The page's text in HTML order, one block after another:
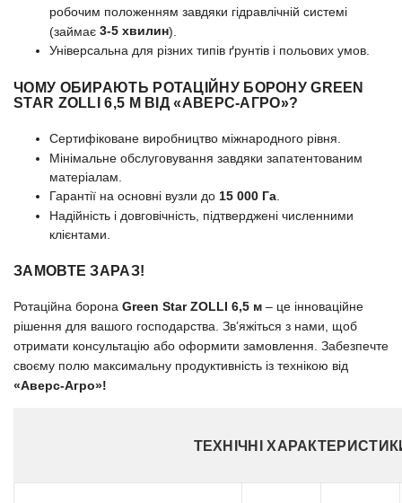
робочим положенням завдяки гідравлічній системі
(займає 3-5 хвилин).
Універсальна для різних типів ґрунтів і польових умов.
ЧОМУ ОБИРАЮТЬ РОТАЦІЙНУ БОРОНУ GREEN
STAR ZOLLI 6,5 М ВІД «АВЕРС-АГРО»?
Сертифіковане виробництво міжнародного рівня.
Мінімальне обслуговування завдяки запатентованим
матеріалам.
Гарантії на основні вузли до 15 000 Га
Надійність і довговічність, підтверджені численними
клієнтами.
ЗАМОВТЕ ЗАРАЗ!
Ротаційна борона Green Star ZOLLI 6,5 м – це інноваційне
рішення для вашого господарства. Зв’яжіться з нами, щоб
отримати консультацію або оформити замовлення. Забезпечте
своєму полю максимальну продуктивність із технікою від
«Аверс-Агро»!
ТЕХНІЧНІ